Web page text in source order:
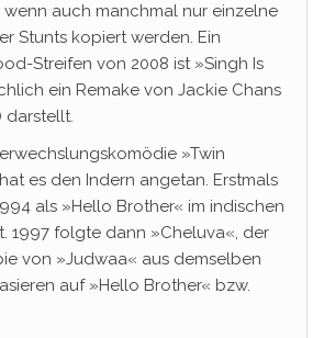
wenn auch manchmal nur einzelne
Stunts kopiert werden. Ein
Streifen von 2008 ist »Singh Is
ein Remake von Jackie Chans
darstellt.
»Twin
es den Indern angetan. Erstmals
als »Hello Brother« im indischen
1997 folgte dann »Cheluva«, der
von »Judwaa« aus demselben
auf »Hello Brother« bzw.